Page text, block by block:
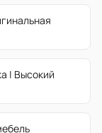
| Высокий